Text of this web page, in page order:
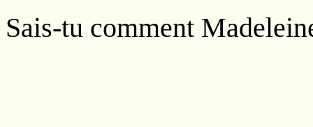
Sais-tu comment